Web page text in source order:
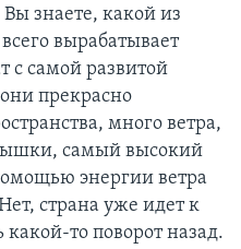
знаете, какой из
вырабатывает
с самой развитой
прекрасно
много ветра,
самый высокий
энергии ветра
страна уже идет к
какой-то поворот назад.